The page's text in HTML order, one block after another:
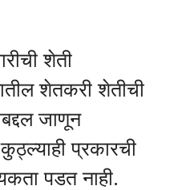
शेती
शेतकरी शेतीची
जाणून
प्रकारची
पडत नाही.